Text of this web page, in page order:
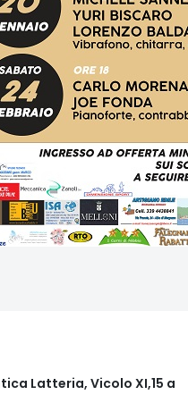
Latteria, Vicolo XI,15 a